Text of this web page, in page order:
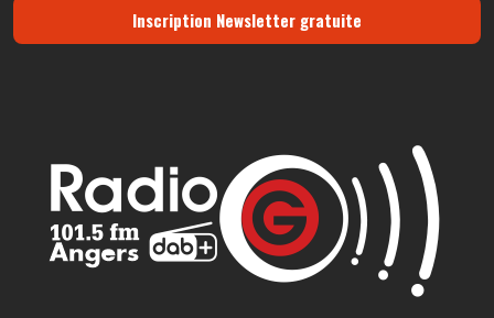
Inscription Newsletter gratuite